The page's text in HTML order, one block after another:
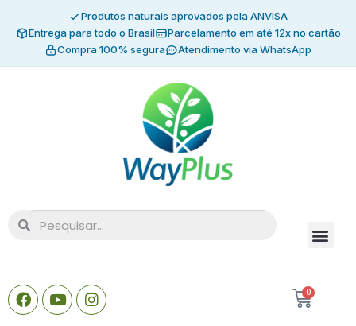
Produtos naturais aprovados pela ANVISA
Entrega para todo o Brasil
Parcelamento em até 12x no cartão
Compra 100% segura
Atendimento via WhatsApp
0